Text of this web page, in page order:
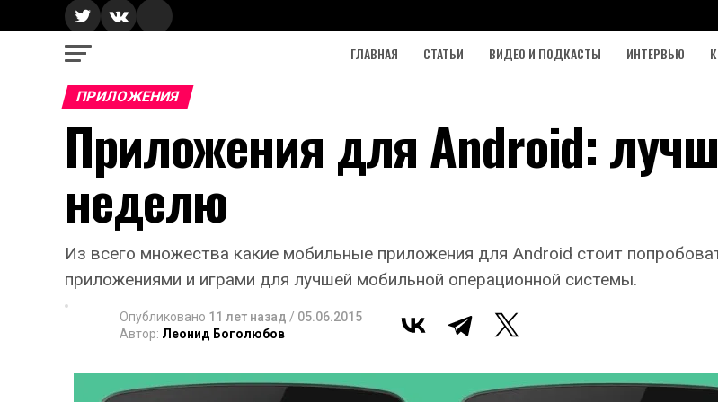
ГЛАВНАЯ СТАТЬИ ВИДЕО И ПОДКАСТЫ ИНТЕРВЬЮ
ПРИЛОЖЕНИЯ
Приложения для Android:
неделю
Из всего множества какие мобильные приложения для Android стоит
приложениями и играми для лучшей мобильной операционной системы.
Опубликовано 11 лет назад / 05.06.2015
Автор: Леонид Боголюбов